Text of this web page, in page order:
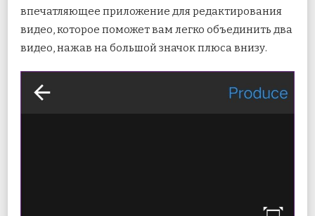
впечатляющее приложение для редактирования
видео, которое поможет вам легко объединить два
видео, нажав на большой значок плюса внизу.